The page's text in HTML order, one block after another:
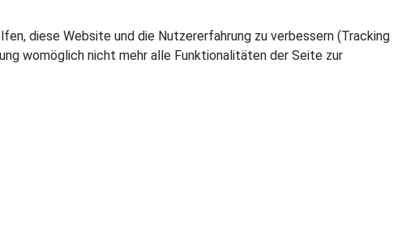
diese Website und die Nutzererfahrung zu verbessern (Tracking
womöglich nicht mehr alle Funktionalitäten der Seite zur